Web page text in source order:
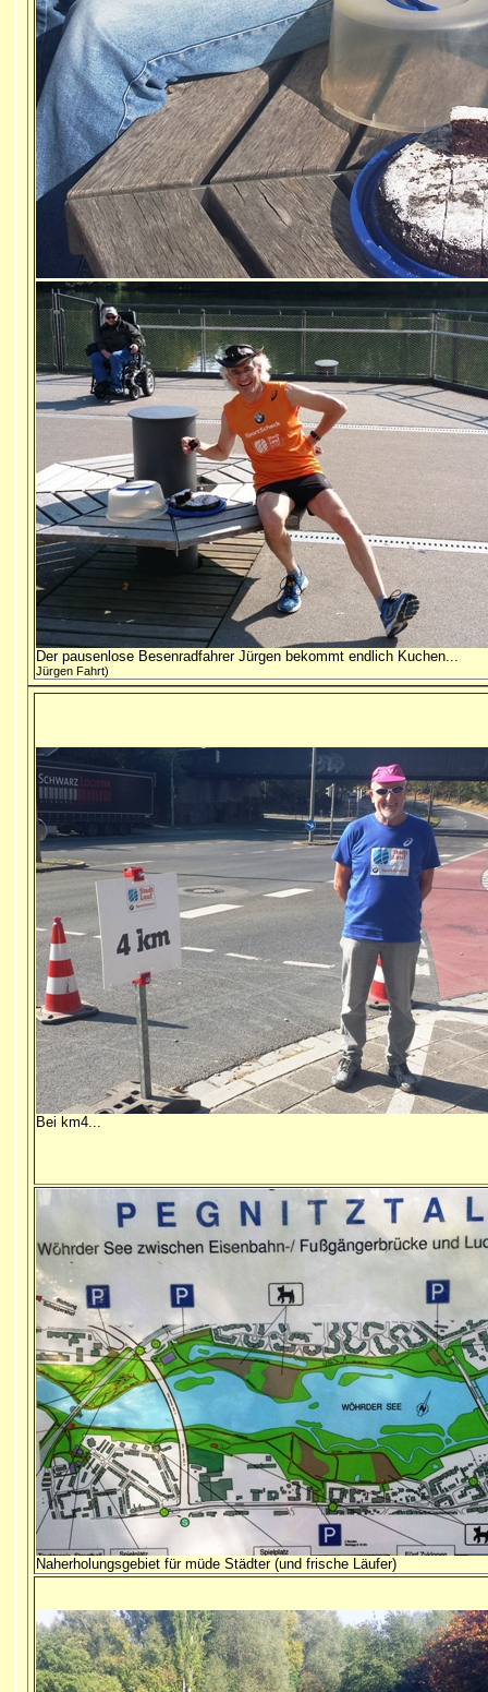
Der pausenlose Besenradfahrer
Jürgen Fahrt)
Bei km4...
Naherholungsgebiet für müde Städter (und frische Läufer)